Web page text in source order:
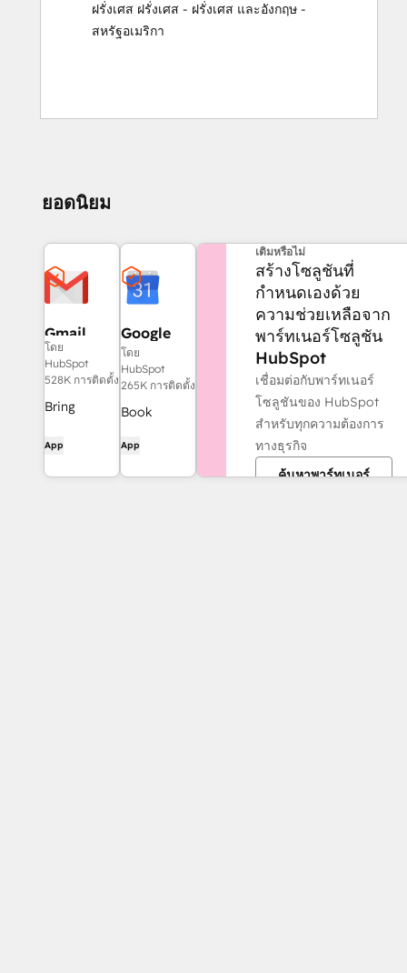
ฝรั่งเศส ฝรั่งเศส - ฝรั่งเศส และอังกฤษ -
สหรัฐอเมริกา
ยอดนิยม
Gmail
โดย
HubSpot
528K การติดตั้ง
Bring
your inbox
with the
App
Google
Calendar
โดย
HubSpot
265K การติดตั้ง
Book
quickly and
easily with
App
เติมหรือไม่
สร้างโซลูชันที่
กำหนดเองด้วย
ความช่วยเหลือจาก
พาร์ทเนอร์โซลูชัน
HubSpot
เชื่อมต่อกับพาร์ทเนอร์
โซลูชันของ HubSpot
สำหรับทุกความต้องการ
ทางธุรกิจ
ค้นหาพาร์ทเนอร์